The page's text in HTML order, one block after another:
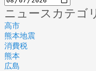
ニュースカテゴ
高市
熊本地震
消費税
熊本
広島